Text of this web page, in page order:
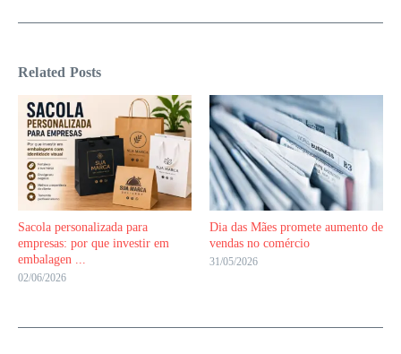
Related Posts
Sacola personalizada para
empresas: por que investir em
embalagen ...
02/06/2026
Dia das Mães promete aumento de
vendas no comércio
31/05/2026